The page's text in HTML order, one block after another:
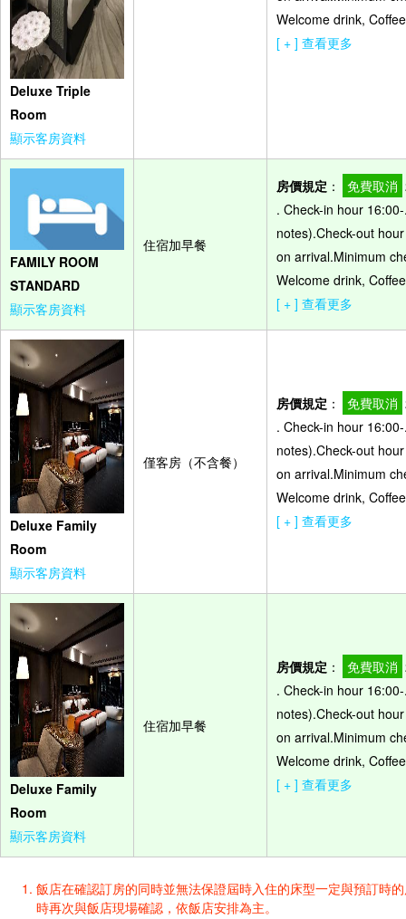
Deluxe Triple
Room
顯示客房資料
Welcome drink,
[ + ] 查看更多
FAMILY ROOM
STANDARD
顯示客房資料
住宿加早餐
房價規定 ： 免費取消
. Check-in hour
notes).Check-out
on arrival.Minimum
Welcome drink,
[ + ] 查看更多
Deluxe Family
Room
顯示客房資料
僅客房（不含餐）
房價規定 ： 免費取消
. Check-in hour
notes).Check-out
on arrival.Minimum
Welcome drink,
[ + ] 查看更多
Deluxe Family
Room
顯示客房資料
住宿加早餐
房價規定 ： 免費取消
. Check-in hour
notes).Check-out
on arrival.Minimum
Welcome drink,
[ + ] 查看更多
飯店在確認訂房的同時並無法保證屆時入住的床型一定與預訂時
時再次與飯店現場確認，依飯店安排為主。